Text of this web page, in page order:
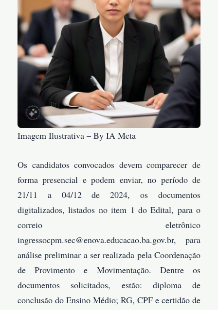
Imagem Ilustrativa – By IA Meta
Os candidatos convocados devem comparecer de
forma presencial e podem enviar, no período de
21/11 a 04/12 de 2024, os documentos
digitalizados, listados no item 1 do Edital, para o
correio eletrônico
ingressocpm.sec@enova.educacao.ba.gov.br, para
análise preliminar a ser realizada pela Coordenação
de Provimento e Movimentação. Dentre os
documentos solicitados, estão: diploma de
conclusão do Ensino Médio; RG, CPF e certidão de